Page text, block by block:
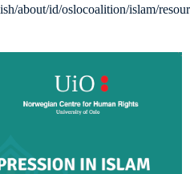
about/id/oslocoalition/islam/